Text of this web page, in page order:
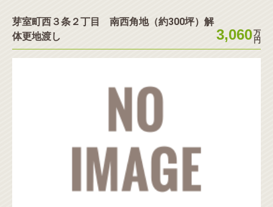
芽室町西３条２丁目 南西角地（約300坪）解
体更地渡し
3,060万
円